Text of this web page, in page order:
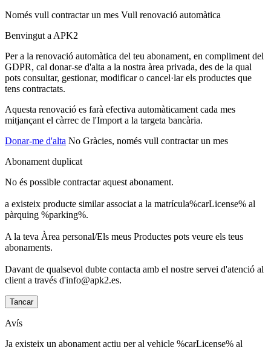
Només vull contractar un mes Vull renovació automàtica
Benvingut a APK2
Per a la renovació automàtica del teu abonament, en compliment del
GDPR, cal donar-se d'alta a la nostra àrea privada, des de la qual
pots consultar, gestionar, modificar o cancel·lar els productes que
tens contractats.
Aquesta renovació es farà efectiva automàticament cada mes
mitjançant el càrrec de l'Import a la targeta bancària.
Donar-me d'alta No Gràcies, només vull contractar un mes
Abonament duplicat
No és possible contractar aquest abonament.
a existeix producte similar associat a la matrícula%carLicense% al
pàrquing %parking%.
A la teva Àrea personal/Els meus Productes pots veure els teus
abonaments.
Davant de qualsevol dubte contacta amb el nostre servei d'atenció al
client a través d'info@apk2.es.
Tancar
Avís
Ja existeix un abonament actiu per al vehicle %carLicense% al